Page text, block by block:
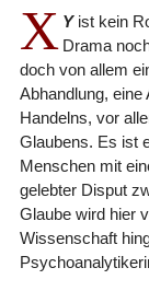
X Yist kein
Drama
doch von allem
Abhandlung,
Handelns, vor
Glaubens. Es ist
Menschen mit
gelebter Disput
Glaube wird hier
Wissenschaft